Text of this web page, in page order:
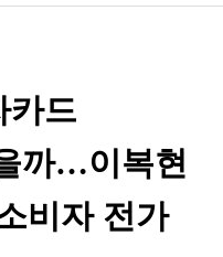
카드
까…이복현
비자 전가